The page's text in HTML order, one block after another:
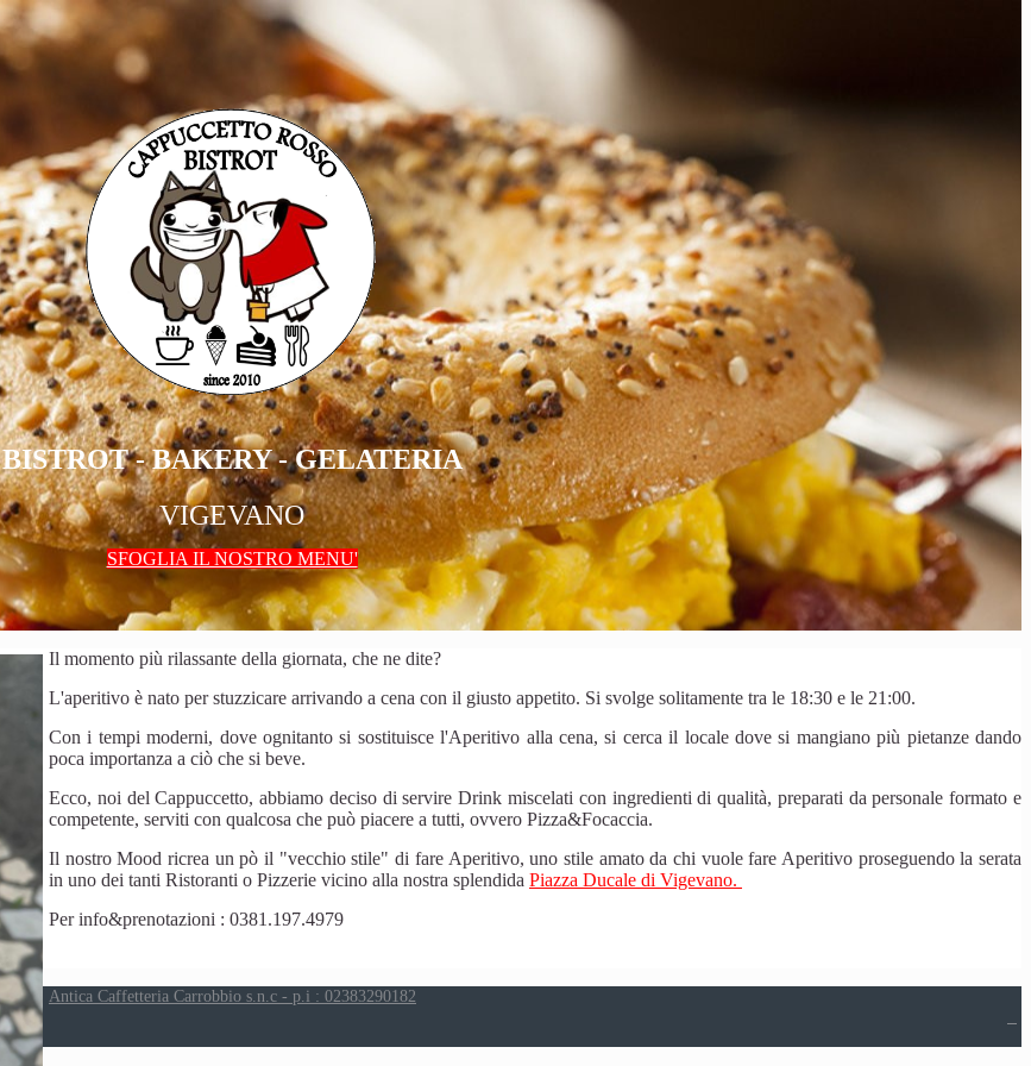
BISTROT - BAKERY - GELATERIA
VIGEVANO
SFOGLIA IL NOSTRO MENU'
Il momento più rilassante della giornata, che ne dite?
L'aperitivo è nato per stuzzicare arrivando a cena con il giusto appetito. Si svolge solitamente tra le 18:30 e le 21:00.
Con i tempi moderni, dove ognitanto si sostituisce l'Aperitivo alla cena, si cerca il locale dove si mangiano più pietanze dando
poca importanza a ciò che si beve.
Ecco, noi del Cappuccetto, abbiamo deciso di servire Drink miscelati con ingredienti di qualità, preparati da personale formato e
competente, serviti con qualcosa che può piacere a tutti, ovvero Pizza&Focaccia.
Il nostro Mood ricrea un pò il "vecchio stile" di fare Aperitivo, uno stile amato da chi vuole fare Aperitivo proseguendo la serata
in uno dei tanti Ristoranti o Pizzerie vicino alla nostra splendida Piazza Ducale di Vigevano.
Per info&prenotazioni : 0381.197.4979
Antica Caffetteria Carrobbio s.n.c - p.i : 02383290182